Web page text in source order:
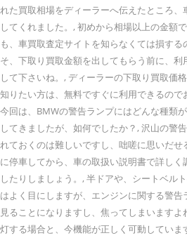
れた買取相場をディーラーへ伝えたところ、
してくれました。, 初めから相場以上の金額
も、車買取査定サイトを知らなくては損する
そ、下取り買取金額を出してもらう前に、
して下さいね。, ディーラーの下取り買取価
知りたい方は、無料ですぐに利用できるの
今回は、BMWの警告ランプにはどんな種類
してきましたが、如何でしたか？, 沢山の警
れておくのは難しいですし、咄嗟に思いだ
に停車してから、車の取扱い説明書で詳し
したりしましょう。, 半ドアや、シートベル
はよく目にしますが、エンジンに関する警
見ることになりますし、焦ってしまいます
灯する場合と、今機能が正しく可動していま